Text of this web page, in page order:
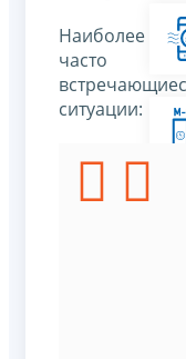
Наиболее
часто
ситуации:
Я